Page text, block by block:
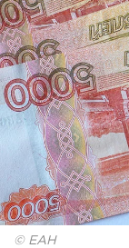
© ЕАН